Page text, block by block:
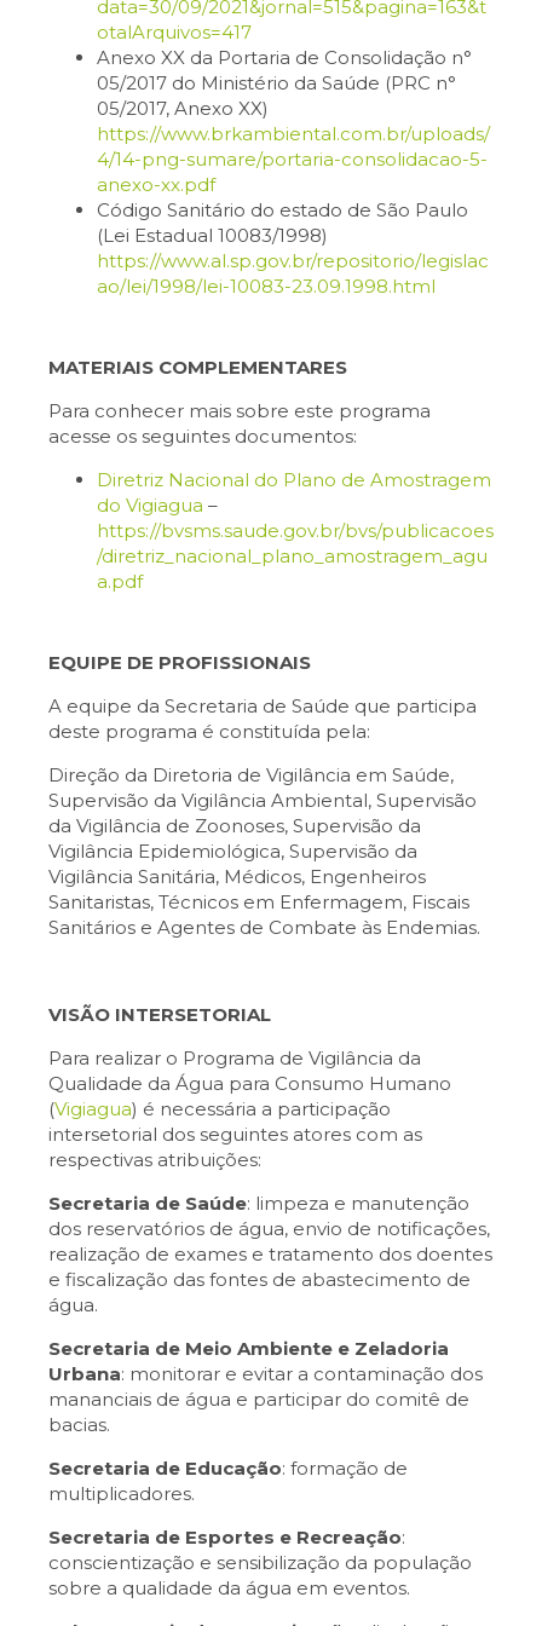
data=30/09/2021&jornal=515&pagina=163&t
otalArquivos=417
Anexo XX da Portaria de Consolidação n°
05/2017 do Ministério da Saúde (PRC n°
05/2017, Anexo XX)
https://www.brkambiental.com.br/uploads/
4/14-png-sumare/portaria-consolidacao-5-
anexo-xx.pdf
Código Sanitário do estado de São Paulo
(Lei Estadual 10083/1998)
https://www.al.sp.gov.br/repositorio/legislac
ao/lei/1998/lei-10083-23.09.1998.html
MATERIAIS COMPLEMENTARES
Para conhecer mais sobre este programa
acesse os seguintes documentos:
Diretriz Nacional do Plano de Amostragem
do Vigiagua –
https://bvsms.saude.gov.br/bvs/publicacoes
/diretriz_nacional_plano_amostragem_agu
a.pdf
EQUIPE DE PROFISSIONAIS
A equipe da Secretaria de Saúde que participa
deste programa é constituída pela:
Direção da Diretoria de Vigilância em Saúde,
Supervisão da Vigilância Ambiental, Supervisão
da Vigilância de Zoonoses, Supervisão da
Vigilância Epidemiológica, Supervisão da
Vigilância Sanitária, Médicos, Engenheiros
Sanitaristas, Técnicos em Enfermagem, Fiscais
Sanitários e Agentes de Combate às Endemias.
VISÃO INTERSETORIAL
Para realizar o Programa de Vigilância da
Qualidade da Água para Consumo Humano
(Vigiagua) é necessária a participação
intersetorial dos seguintes atores com as
respectivas atribuições:
Secretaria de Saúde: limpeza e manutenção
dos reservatórios de água, envio de notificações,
realização de exames e tratamento dos doentes
e fiscalização das fontes de abastecimento de
água.
Secretaria de Meio Ambiente e Zeladoria
Urbana: monitorar e evitar a contaminação dos
mananciais de água e participar do comitê de
bacias.
Secretaria de Educação: formação de
multiplicadores.
Secretaria de Esportes e Recreação:
conscientização e sensibilização da população
sobre a qualidade da água em eventos.